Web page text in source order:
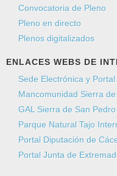
Convocatoria de Pleno
Pleno en directo
Plenos digitalizados
ENLACES WEBS DE
Sede Electrónica y
Mancomunidad Sierra
GAL Sierra de San
Parque Natural Tajo
Portal Diputación de
Portal Junta de